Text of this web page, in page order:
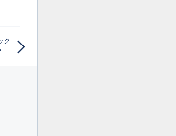
ク
管理